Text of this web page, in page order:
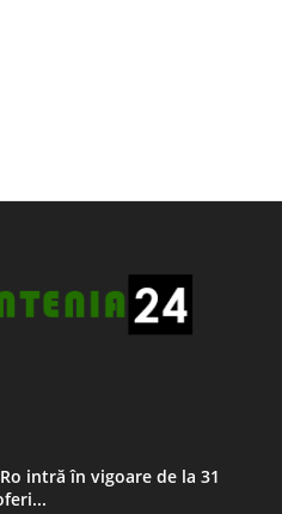
intră în vigoare de la 31